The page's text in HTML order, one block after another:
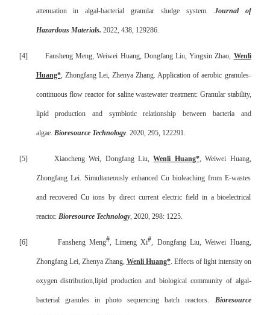
attenuation in algal-bacterial granular sludge system. Journal of
Hazardous Materials. 2022, 438, 129286.
[4] Fansheng Meng, Weiwei Huang, Dongfang Liu, Yingxin Zhao, Wenli
Huang*, Zhongfang Lei, Zhenya Zhang. Application of aerobic granules-
continuous flow reactor for saline wastewater treatment: Granular stability,
lipid production and symbiotic relationship between bacteria and
algae. Bioresource Technology. 2020, 295, 122291.
[5] Xiaocheng Wei, Dongfang Liu,Wenli Huang*, Weiwei Huang,
Zhongfang Lei. Simultaneously enhanced Cu bioleaching from E-wastes
and recovered Cu ions by direct current electric field in a bioelectrical
reactor. Bioresource Technology, 2020, 298: 1225.
[6] Fansheng Meng#, Limeng Xi#, Dongfang Liu, Weiwei Huang,
Zhongfang Lei, Zhenya Zhang, Wenli Huang*. Effects of light intensity on
oxygen distribution,lipid production and biological community of algal-
bacterial granules in photo sequencing batch reactors. Bioresource